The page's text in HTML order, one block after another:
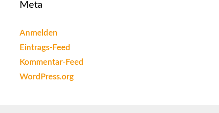
Meta
Anmelden
Eintrags-Feed
Kommentar-Feed
WordPress.org